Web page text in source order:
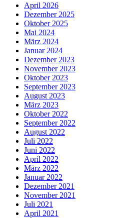
April 2026
Dezember 2025
Oktober 2025
Mai 2024
März 2024
Januar 2024
Dezember 2023
November 2023
Oktober 2023
September 2023
August 2023
März 2023
Oktober 2022
September 2022
August 2022
Juli 2022
Juni 2022
April 2022
März 2022
Januar 2022
Dezember 2021
November 2021
Juli 2021
April 2021